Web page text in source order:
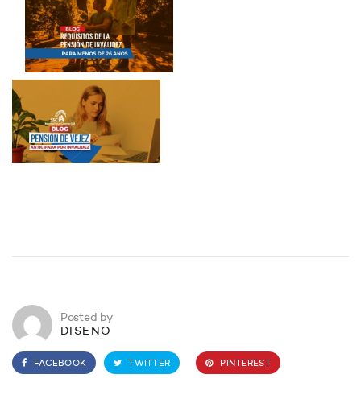
Posted by
DISENO
FACEBOOK TWITTER PINTEREST